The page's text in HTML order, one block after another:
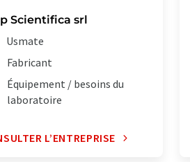
Scientifica srl
Usmate
Fabricant
Équipement / besoins du
laboratoire
L’ENTREPRISE